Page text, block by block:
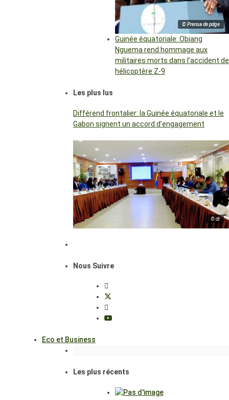
© Prensa de pdge
Guinée équatoriale: Obiang
Nguema rend hommage aux
militaires morts dans l’accident de
hélicoptère Z-9
Les plus lus
Différend frontalier: la Guinée équatoriale et le
Gabon signent un accord d’engagement
© dr
Nous Suivre
Eco et Business
Les plus récents